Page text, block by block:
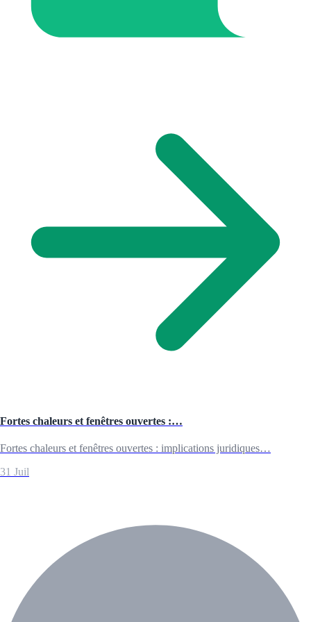
Fortes chaleurs et fenêtres ouvertes :…
Fortes chaleurs et fenêtres ouvertes : implications juridiques…
31 Juil